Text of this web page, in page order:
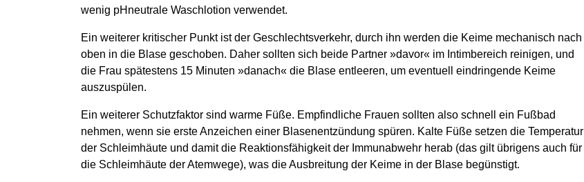
wenig pHneutrale Waschlotion verwendet.
Ein weiterer kritischer Punkt ist der Geschlechtsverkehr, durch ihn werden die Keime mechanisch nach
oben in die Blase geschoben. Daher sollten sich beide Partner »davor« im Intimbereich reinigen, und
die Frau spätestens 15 Minuten »danach« die Blase entleeren, um eventuell eindringende Keime
auszuspülen.
Ein weiterer Schutzfaktor sind warme Füße. Empfindliche Frauen sollten also schnell ein Fußbad
nehmen, wenn sie erste Anzeichen einer Blasenentzündung spüren. Kalte Füße setzen die Temperatur
der Schleimhäute und damit die Reaktionsfähigkeit der Immunabwehr herab (das gilt übrigens auch für
die Schleimhäute der Atemwege), was die Ausbreitung der Keime in der Blase begünstigt.